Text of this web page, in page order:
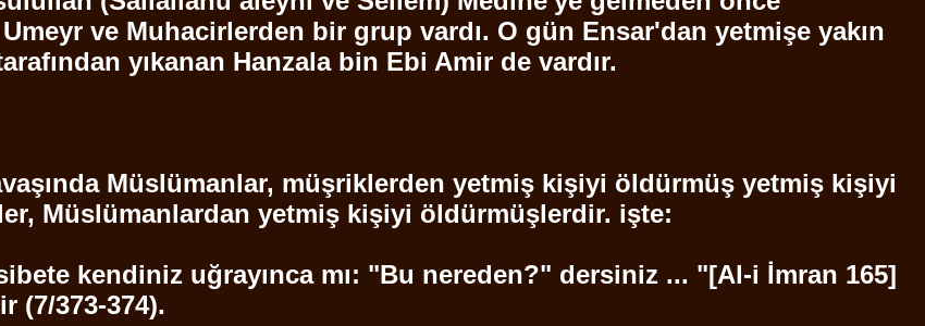
Umeyr ve Muhacirlerden bir grup vardı. O gün Ensar'dan yetmişe yakın
yıkanan Hanzalabin Ebi Amir de vardır.
Müslümanlar, müşriklerden yetmiş kişiyi öldürmüş yetmiş kişiyi
Müslümanlardan yetmiş kişiyi öldürmüşlerdir. işte:
kendiniz uğrayınca mı: "Bu nereden?" dersiniz ... "[Al-i İmran 165]
(7/373-374).